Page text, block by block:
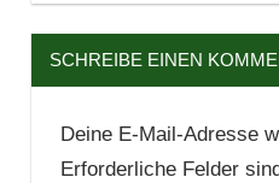
SCHREIBE EINEN
Deine E-Mail-Adresse
Erforderliche Felder